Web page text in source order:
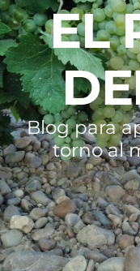
EL
Blog para
torno al